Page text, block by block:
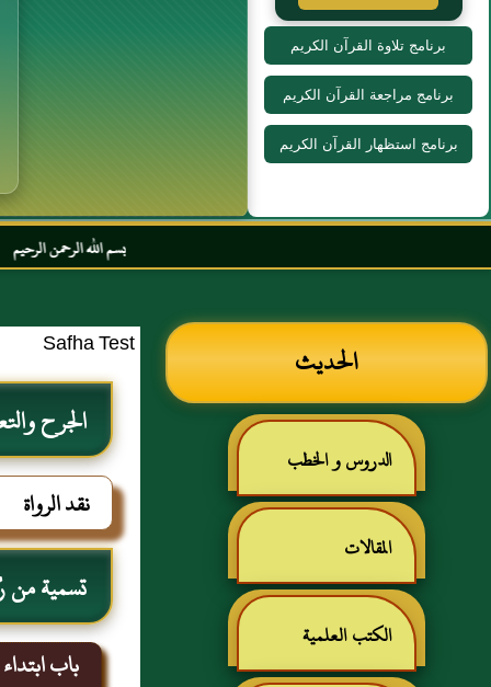
برنامج تلاوة القرآن الكريم
برنامج مراجعة القرآن الكريم
برنامج استظهار القرآن الكريم
بسم الله الرحمن الرحيم السلام
الحديث
الدروس و الخطب
المقالات
الكتب العلمية
Safha Test
الجرح
نقد الرواة
تسمية من
باب